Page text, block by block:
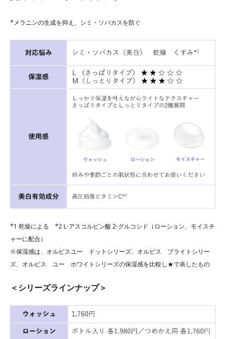
*メラニンの生成を抑え、シミ・ソバカスを防ぐ
*1 乾燥による *2 L-アスコルビン酸 2-グルコシド（ローション、モイスチ
ャーに配合）
※保湿感は、オルビスユー ドットシリーズ、オルビス ブライトシリー
ズ、オルビス ユー ホワイトシリーズの保湿感を比較し★で表したもの
＜シリーズラインナップ＞